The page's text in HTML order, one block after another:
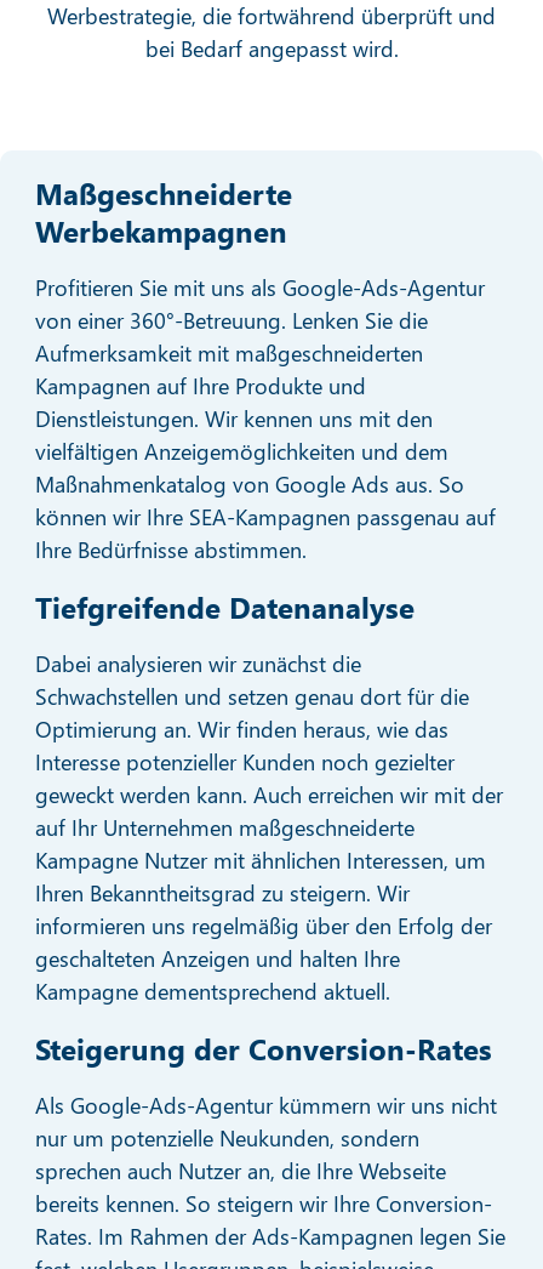
Werbestrategie, die fortwährend überprüft und
bei Bedarf angepasst wird.
Maßgeschneiderte
Werbekampagnen
Profitieren Sie mit uns als Google-Ads-Agentur
von einer 360°-Betreuung. Lenken Sie die
Aufmerksamkeit mit maßgeschneiderten
Kampagnen auf Ihre Produkte und
Dienstleistungen. Wir kennen uns mit den
vielfältigen Anzeigemöglichkeiten und dem
Maßnahmenkatalog von Google Ads aus. So
können wir Ihre SEA-Kampagnen passgenau auf
Ihre Bedürfnisse abstimmen.
Tiefgreifende Datenanalyse
Dabei analysieren wir zunächst die
Schwachstellen und setzen genau dort für die
Optimierung an. Wir finden heraus, wie das
Interesse potenzieller Kunden noch gezielter
geweckt werden kann. Auch erreichen wir mit der
auf Ihr Unternehmen maßgeschneiderte
Kampagne Nutzer mit ähnlichen Interessen, um
Ihren Bekanntheitsgrad zu steigern. Wir
informieren uns regelmäßig über den Erfolg der
geschalteten Anzeigen und halten Ihre
Kampagne dementsprechend aktuell.
Steigerung der Conversion-Rates
Als Google-Ads-Agentur kümmern wir uns nicht
nur um potenzielle Neukunden, sondern
sprechen auch Nutzer an, die Ihre Webseite
bereits kennen. So steigern wir Ihre Conversion-
Rates. Im Rahmen der Ads-Kampagnen legen Sie